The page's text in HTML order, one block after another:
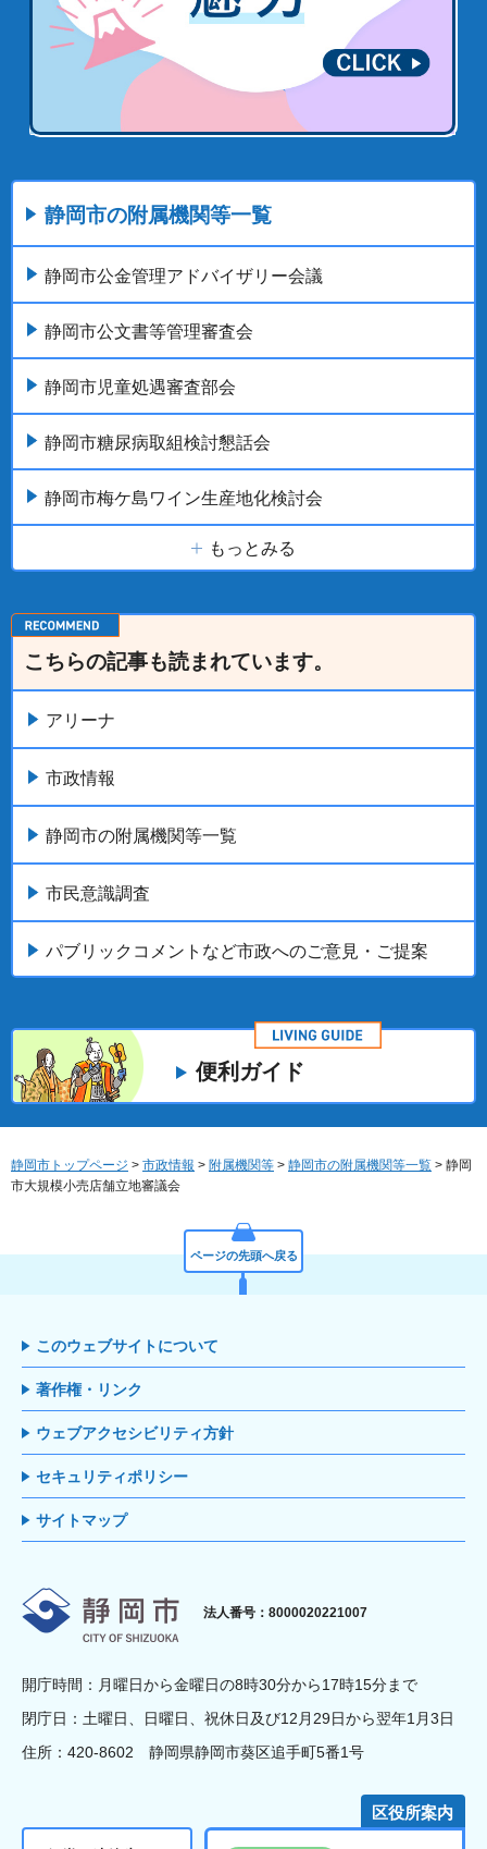
静岡市の附属機関等一覧
静岡市公金管理アドバイザリー会議
静岡市公文書等管理審査会
静岡市児童処遇審査部会
静岡市糖尿病取組検討懇話会
静岡市梅ケ島ワイン生産地化検討会
もっとみる
こちらの記事も読まれています。
アリーナ
市政情報
静岡市の附属機関等一覧
市民意識調査
パブリックコメントなど市政へのご意見・ご提案
便利ガイド
静岡市トップページ > 市政情報 > 附属機関等 > 静岡市の附属機関等一覧 > 静岡
市大規模小売店舗立地審議会
ページの先頭へ戻る
このウェブサイトについて
著作権・リンク
ウェブアクセシビリティ方針
セキュリティポリシー
サイトマップ
静岡市
法人番号：8000020221007
開庁時間：月曜日から金曜日の8時30分から17時15分まで
閉庁日：土曜日、日曜日、祝休日及び12月29日から翌年1月3日
住所：420-8602 静岡県静岡市葵区追手町5番1号
区役所案内